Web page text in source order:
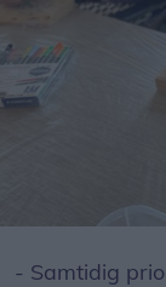
- Samtidig